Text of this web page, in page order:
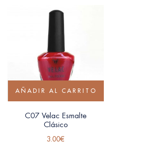
AÑADIR AL CARRITO
C07 Velac Esmalte
Clásico
3.00€